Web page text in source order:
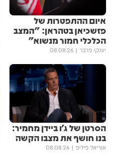
איום ההתפטרות של
פזשכיאן בטהראן: "המצב
הכלכלי חמור מנשוא"
יענקי פרבר 08.08.26
הסרטן של ג'ו ביידן מחמיר:
בנו חושף את מצבו הקשה
אוריאל פיליפ 08.08.26